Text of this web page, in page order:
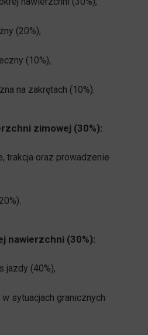
(20%),
(10%),
na zakrętach (10%).
zimowej (30%):
trakcja oraz prowadzenie
nawierzchni (30%):
jazdy (40%),
sytuacjach granicznych